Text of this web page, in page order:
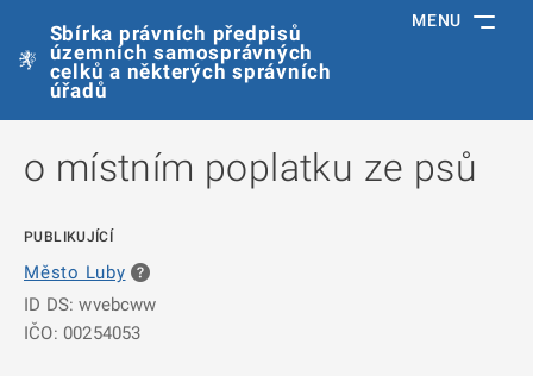
Sbírka právních předpisů
územních samosprávných
celků a některých správních
úřadů
MENU
o místním poplatku ze psů
PUBLIKUJÍCÍ
Město Luby
ID DS: wvebcww
IČO: 00254053